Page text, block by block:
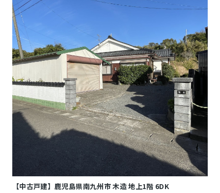
【中古戸建】鹿児島県南九州市 木造 地上1階 6DK